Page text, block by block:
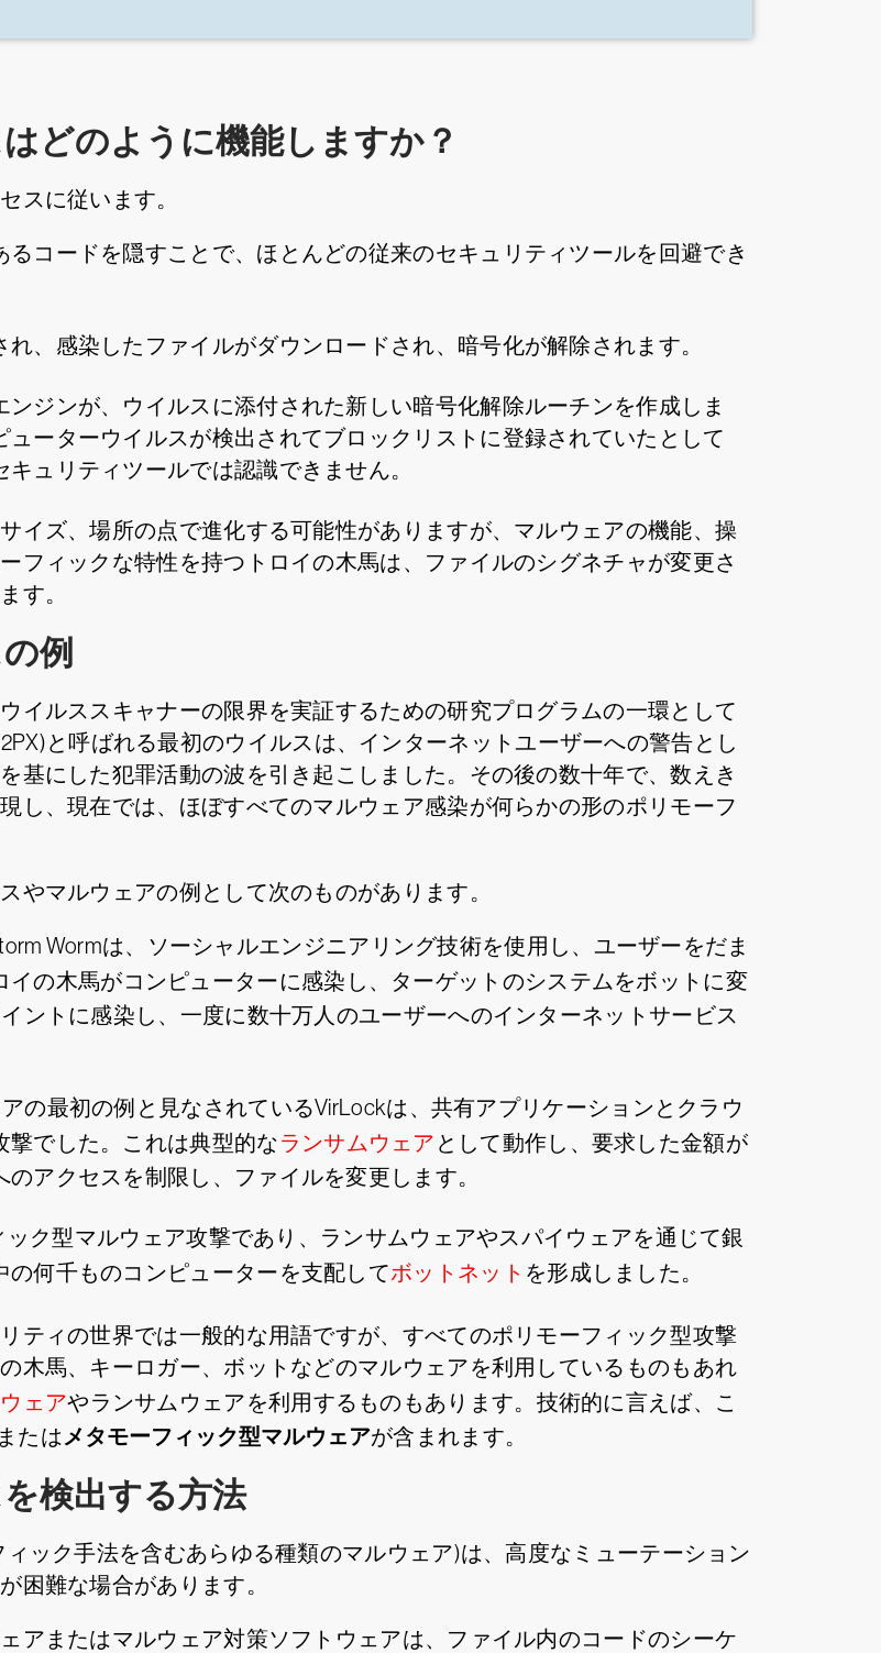
どのように機能しますか？
スに従います。
コードを隠すことで、ほとんどの従来のセキュリティツールを回避でき
、感染したファイルがダウンロードされ、暗号化が解除されます。
ジンが、ウイルスに添付された新しい暗号化解除ルーチンを作成しま
ーターウイルスが検出されてブロックリストに登録されていたとして
ュリティツールでは認識できません。
イズ、場所の点で進化する可能性がありますが、マルウェアの機能、操
フィックな特性を持つトロイの木馬は、ファイルのシグネチャが変更さ
す。
例
イルススキャナーの限界を実証するための研究プログラムの一環として
と呼ばれる最初のウイルスは、インターネットユーザーへの警告とし
基にした犯罪活動の波を引き起こしました。その後の数十年で、数えき
し、現在では、ほぼすべてのマルウェア感染が何らかの形のポリモーフ
やマルウェアの例として次のものがあります。
Wormは、ソーシャルエンジニアリング技術を使用し、ユーザーをだま
イの木馬がコンピューターに感染し、ターゲットのシステムをボットに変
ントに感染し、一度に数十万人のユーザーへのインターネットサービス
の最初の例と見なされているVirLockは、共有アプリケーションとクラウ
撃でした。これは典型的なランサムウェア として動作し、要求した金額が
アクセスを制限し、ファイルを変更します。
ク型マルウェア攻撃であり、ランサムウェアやスパイウェアを通じて銀
何千ものコンピューターを支配してボットネット を形成しました。
ティの世界では一般的な用語ですが、すべてのポリモーフィック型攻撃
木馬、キーロガー、ボットなどのマルウェアを利用しているものもあれ
ェアやランサムウェアを利用するものもあります。技術的に言えば、こ
またはメタモーフィック型マルウェアが含まれます。
検出する方法
ック手法を含むあらゆる種類のマルウェア)は、高度なミューテーション
困難な場合があります。
アまたはマルウェア対策ソフトウェアは、ファイル内のコードのシーケ